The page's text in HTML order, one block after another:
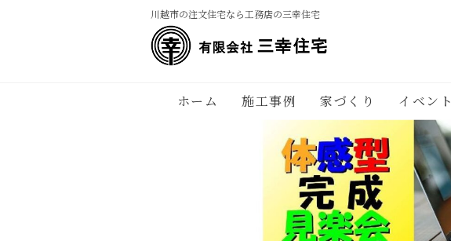
川越市の注文住宅なら工務店の三幸住宅
ホーム 施工事例 家づくり イベント